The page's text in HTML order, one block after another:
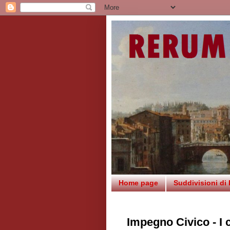
Home page Suddivisioni di
Impegno Civico - I